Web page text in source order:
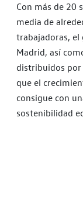
Con más de 20
media de
trabajadoras, el
Madrid, así
distribuidos por
que el
consigue con
sostenibilidad